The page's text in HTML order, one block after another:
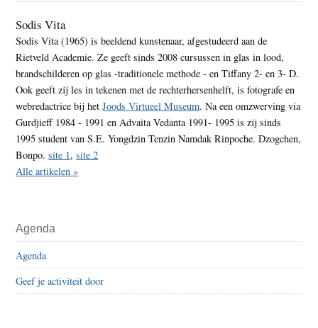
Sodis Vita
Sodis Vita (1965) is beeldend kunstenaar, afgestudeerd aan de
Rietveld Academie. Ze geeft sinds 2008 cursussen in glas in lood,
brandschilderen op glas -traditionele methode - en Tiffany 2- en 3- D.
Ook geeft zij les in tekenen met de rechterhersenhelft, is fotografe en
webredactrice bij hetJoods Virtueel Museum. Na een omzwerving via
Gurdjieff 1984 - 1991 en Advaita Vedanta 1991- 1995 is zij sinds
1995 student van S.E. Yongdzin Tenzin Namdak Rinpoche. Dzogchen,
Bonpo.site 1,site 2
Alle artikelen »
Agenda
Agenda
Geef je activiteit door